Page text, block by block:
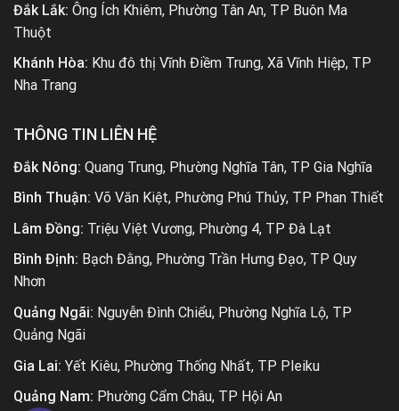
Đắk Lắk: Ông Ích Khiêm, Phường Tân An, TP Buôn Ma
Thuột
Khánh Hòa: Khu đô thị Vĩnh Điềm Trung, Xã Vĩnh Hiệp, TP
Nha Trang
THÔNG TIN LIÊN HỆ
Đắk Nông: Quang Trung, Phường Nghĩa Tân, TP Gia Nghĩa
Bình Thuận: Võ Văn Kiệt, Phường Phú Thủy, TP Phan Thiết
Lâm Đồng: Triệu Việt Vương, Phường 4, TP Đà Lạt
Bình Định: Bạch Đằng, Phường Trần Hưng Đạo, TP Quy
Nhơn
Quảng Ngãi: Nguyễn Đình Chiểu, Phường Nghĩa Lộ, TP
Quảng Ngãi
Gia Lai: Yết Kiêu, Phường Thống Nhất, TP Pleiku
Quảng Nam: Phường Cẩm Châu, TP Hội An